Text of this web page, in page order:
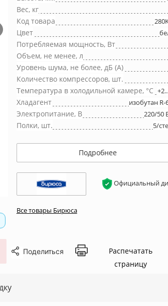
Вес, кг
Код товара
Цвет
Потребляемая мощность, Вт
Объем, не менее, л
Уровень шума, не более, дБ (А)
Количество компрессоров, шт.
Температура в холодильной камере, °С
Хладагент изобутан R-
Электропитание, В 220/50
Полки, шт. 5/
Подробнее
Официальный
Все товары Бирюса
Поделиться
Распечатать
страницу